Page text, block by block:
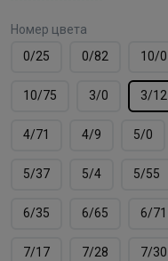
Номер цвета
0/25
0/82 10/0
10/75 3/0 3/12
4/71 4/9 5/0
5/37 5/4 5/55
6/35 6/65 6/71
7/17 7/28 7/30